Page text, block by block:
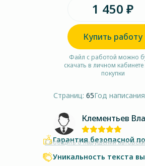
1 450 ₽
Купить работу
Файл с работой можно
скачать в личном
покупки
Страниц: 65Год
Клементьев
Сообщить о нарушении
Гарантия безопасной
Уникальность текста